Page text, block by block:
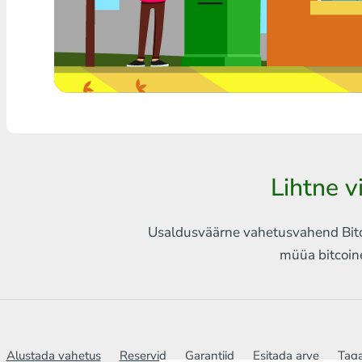
Mistahes pank THB
Visa/MasterCard MDL
Visa/MasterCard AMD
Ripple
Lihtne
Usaldusväärne vahetusvahend
müüa
Alustada vahetus Reservid Garantiid Esitada arve